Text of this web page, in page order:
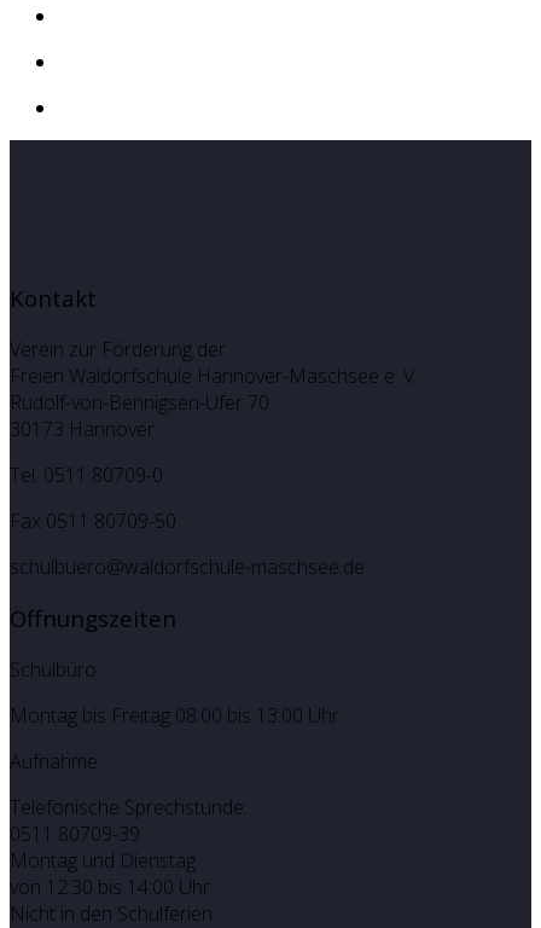
Kontakt
Verein zur Förderung der
Freien Waldorfschule Hannover-Maschsee e. V.
Rudolf-von-Bennigsen-Ufer 70
30173 Hannover
Tel. 0511 80709-0
Fax 0511 80709-50
schulbuero@waldorfschule-maschsee.de
Öffnungszeiten
Schulbüro
Montag bis Freitag 08:00 bis 13:00 Uhr
Aufnahme
Telefonische Sprechstunde:
0511 80709-39
Montag und Dienstag
von 12:30 bis 14:00 Uhr
Nicht in den Schulferien